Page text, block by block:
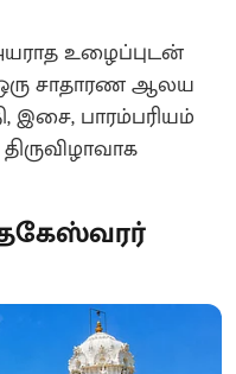
உழைப்புடன்
சாதாரண ஆலய
இசை, பாரம்பரியம்